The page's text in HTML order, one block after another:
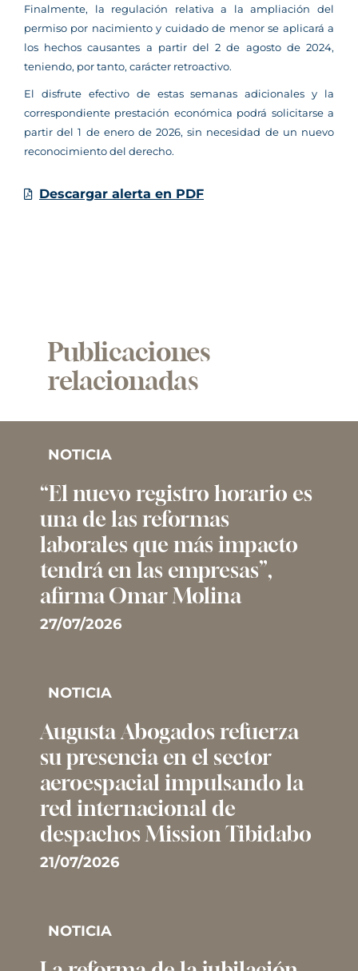
Finalmente, la regulación relativa a la ampliación del
permiso por nacimiento y cuidado de menor se aplicará a
los hechos causantes a partir del 2 de agosto de 2024,
teniendo, por tanto, carácter retroactivo.
El disfrute efectivo de estas semanas adicionales y la
correspondiente prestación económica podrá solicitarse a
partir del 1 de enero de 2026, sin necesidad de un nuevo
reconocimiento del derecho.
Descargar alerta en PDF
Publicaciones
relacionadas
NOTICIA
“El nuevo registro horario es
una de las reformas
laborales que más impacto
tendrá en las empresas”,
afirma Omar Molina
27/07/2026
NOTICIA
Augusta Abogados refuerza
su presencia en el sector
aeroespacial impulsando la
red internacional de
despachos Mission Tibidabo
21/07/2026
NOTICIA